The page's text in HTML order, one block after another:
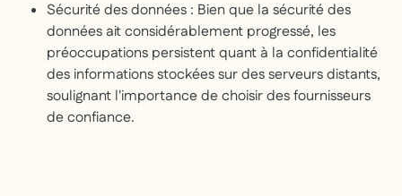
Sécurité des données : Bien que la sécurité des
données ait considérablement progressé, les
préoccupations persistent quant à la confidentialité
des informations stockées sur des serveurs distants,
soulignant l'importance de choisir des fournisseurs
de confiance.